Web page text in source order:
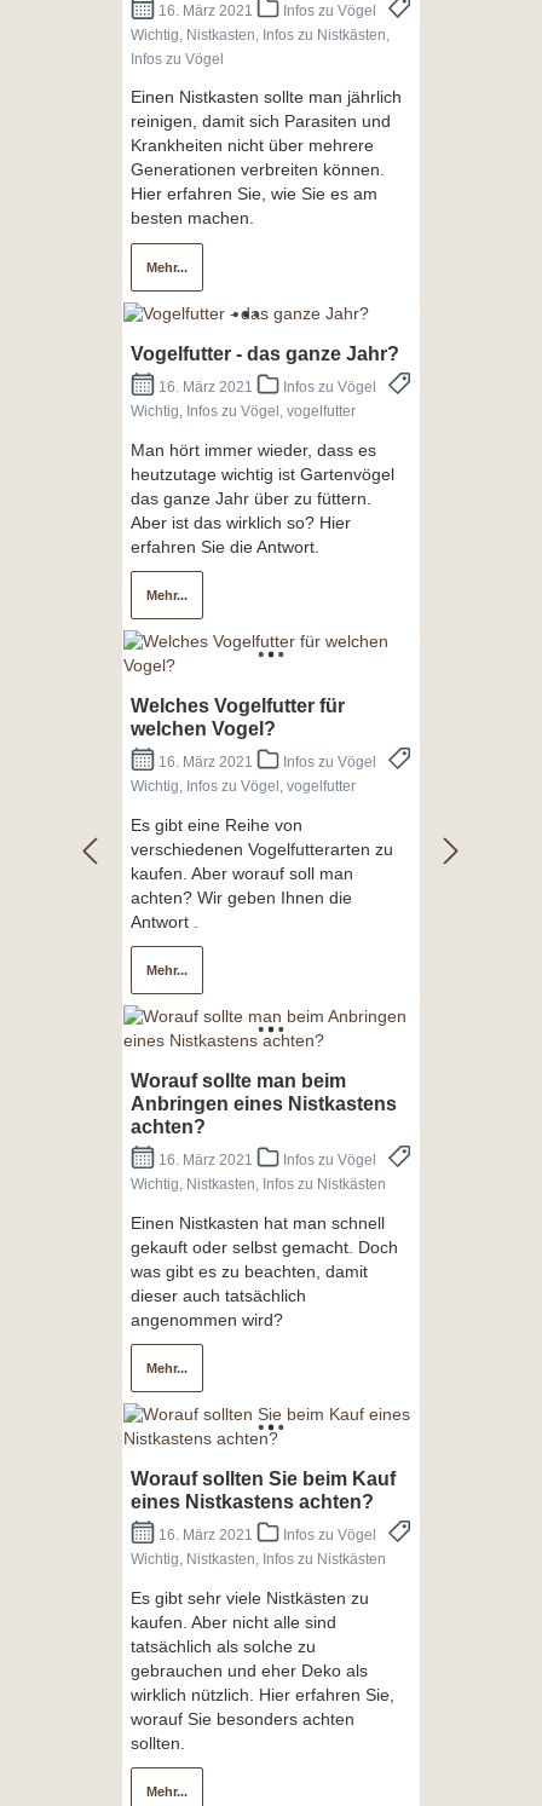
16. März 2021
Infos zu Vögel
Wichtig, Nistkasten, Infos zu Nistkästen,
Infos zu Vögel
Einen Nistkasten sollte man jährlich
reinigen, damit sich Parasiten und
Krankheiten nicht über mehrere
Generationen verbreiten können.
Hier erfahren Sie, wie Sie es am
besten machen.
Mehr...
Vogelfutter - das ganze Jahr?
16. März 2021
Infos zu Vögel
Wichtig, Infos zu Vögel, vogelfutter
Man hört immer wieder, dass es
heutzutage wichtig ist Gartenvögel
das ganze Jahr über zu füttern.
Aber ist das wirklich so? Hier
erfahren Sie die Antwort.
Mehr...
Welches Vogelfutter für
welchen Vogel?
16. März 2021
Infos zu Vögel
Wichtig, Infos zu Vögel, vogelfutter
Es gibt eine Reihe von
verschiedenen Vogelfutterarten zu
kaufen. Aber worauf soll man
achten? Wir geben Ihnen die
Antwort .
Mehr...
Worauf sollte man beim
Anbringen eines Nistkastens
achten?
16. März 2021
Infos zu Vögel
Wichtig, Nistkasten, Infos zu Nistkästen
Einen Nistkasten hat man schnell
gekauft oder selbst gemacht. Doch
was gibt es zu beachten, damit
dieser auch tatsächlich
angenommen wird?
Mehr...
Worauf sollten Sie beim Kauf
eines Nistkastens achten?
16. März 2021
Infos zu Vögel
Wichtig, Nistkasten, Infos zu Nistkästen
Es gibt sehr viele Nistkästen zu
kaufen. Aber nicht alle sind
tatsächlich als solche zu
gebrauchen und eher Deko als
wirklich nützlich. Hier erfahren Sie,
worauf Sie besonders achten
sollten.
Mehr...